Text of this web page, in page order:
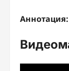
Аннотация: